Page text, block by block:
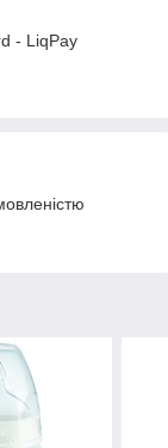
- LiqPay